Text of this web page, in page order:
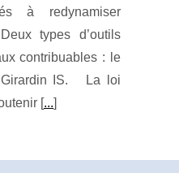
à redynamiser
Deux types d’outils
contribuables : le
Girardin IS. La loi
[...]